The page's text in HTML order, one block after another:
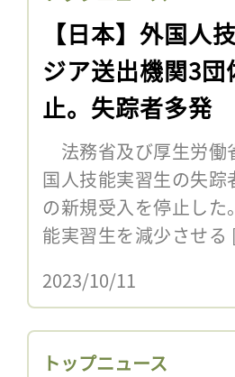
【日本】外国人
ジア送出機関3
止。失踪者多発
法務省及び厚生労働
国人技能実習生の失
の新規受入を停止し
能実習生を減少させ
2023/10/11
トップニュース